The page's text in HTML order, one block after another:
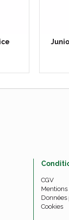
CGV
Cookies